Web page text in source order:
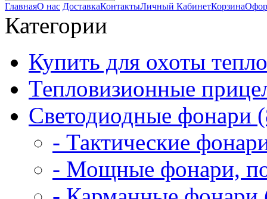
ГлавнаяО нас ДоставкаКонтактыЛичный КабинетКорзина
Категории
Купить для охоты
Тепловизионные
Светодиодные фонари
- Тактические
- Мощные фонари,